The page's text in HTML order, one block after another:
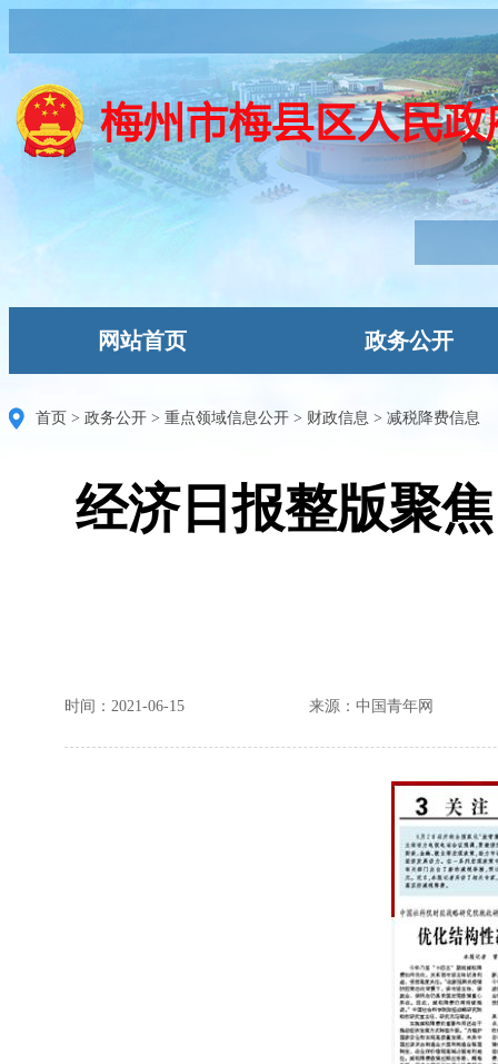
网站首页 政务公开
首页 > 政务公开 > 重点领域信息公开 > 财政信息 > 减税降费信息
经济日报整版聚
时间：2021-06-15 来源：中国青年网